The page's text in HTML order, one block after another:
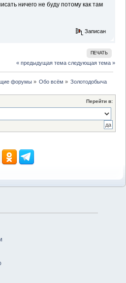
ничего не буду потому как там
Записан
ПЕЧАТЬ
« предыдущая тема следующая тема »
форумы» Обо всём » Золотодобыча
Перейти в: